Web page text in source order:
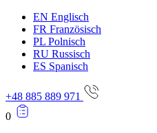
EN Englisch
FR Französisch
PL Polnisch
RU Russisch
ES Spanisch
+48 885 889 971
0